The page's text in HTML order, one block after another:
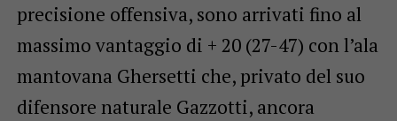
precisione offensiva, sono arrivati fino al
massimo vantaggio di + 20 (27-47) con l’ala
mantovana Ghersetti che, privato del suo
difensore naturale Gazzotti, ancora